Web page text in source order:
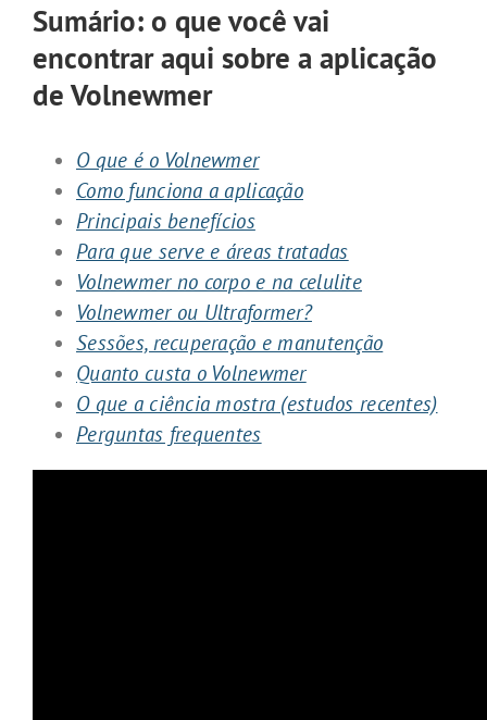
Sumário: o que você vai
encontrar aqui sobre a aplicação
de Volnewmer
O que é o Volnewmer
Como funciona a aplicação
Principais benefícios
Para que serve e áreas tratadas
Volnewmer no corpo e na celulite
Volnewmer ou Ultraformer?
Sessões, recuperação e manutenção
Quanto custa o Volnewmer
O que a ciência mostra (estudos recentes)
Perguntas frequentes